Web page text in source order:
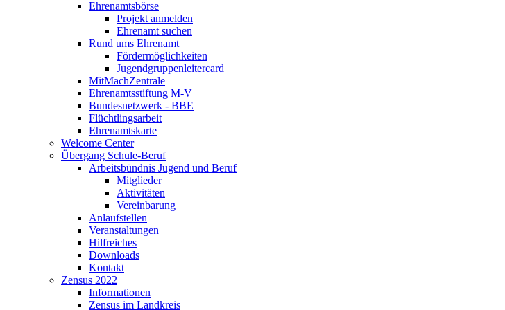
Ehrenamtsbörse
Projekt anmelden
Ehrenamt suchen
Rund ums Ehrenamt
Fördermöglichkeiten
Jugendgruppenleitercard
MitMachZentrale
Ehrenamtsstiftung M-V
Bundesnetzwerk - BBE
Flüchtlingsarbeit
Ehrenamtskarte
Welcome Center
Übergang Schule-Beruf
Arbeitsbündnis Jugend und Beruf
Mitglieder
Aktivitäten
Vereinbarung
Anlaufstellen
Veranstaltungen
Hilfreiches
Downloads
Kontakt
Zensus 2022
Informationen
Zensus im Landkreis